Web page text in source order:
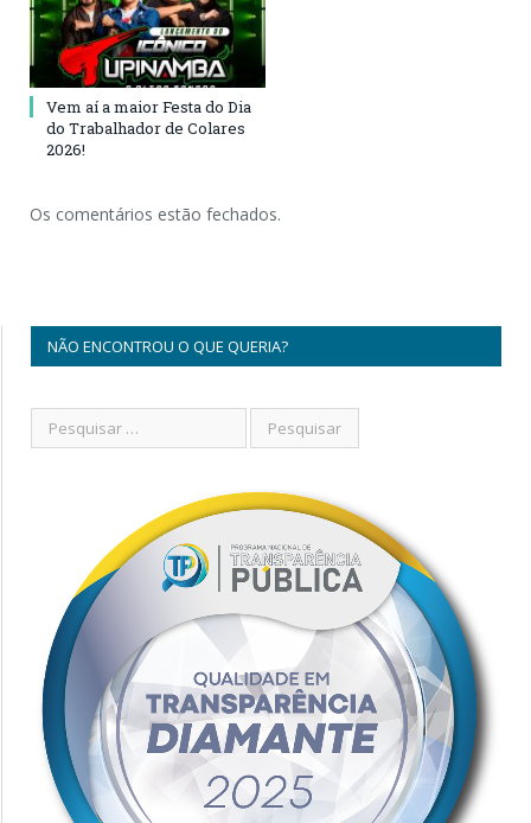
Vem aí a maior Festa do Dia
do Trabalhador de Colares
2026!
Os comentários estão fechados.
NÃO ENCONTROU O QUE QUERIA?